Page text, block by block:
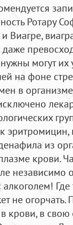
Ротару
Виагре,
могут их
на фоне
в
из
крови.
не огорчать.
крови, в свою